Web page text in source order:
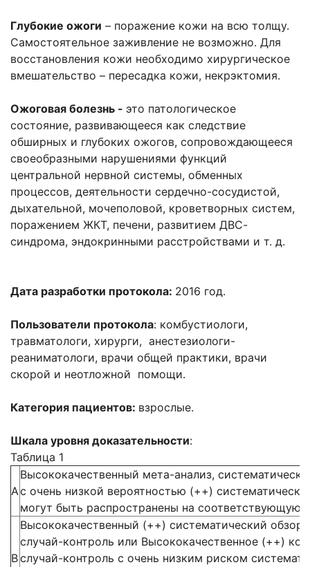
Глубокие ожоги – поражение кожи на всю толщу.
Самостоятельное заживление не возможно. Для
восстановления кожи необходимо хирургическое
вмешательство – пересадка кожи, некрэктомия.
Ожоговая болезнь - это патологическое
состояние, развивающееся как следствие
обширных и глубоких ожогов, сопровождающееся
своеобразными нарушениями функций
центральной нервной системы, обменных
процессов, деятельности сердечно-сосудистой,
дыхательной, мочеполовой, кроветворных систем,
поражением ЖКТ, печени, развитием ДВС-
синдрома, эндокринными расстройствами и т. д.
Дата разработки протокола: 2016 год.
Пользователи протокола: комбустиологи,
травматологи, хирурги, анестезиологи-
реаниматологи, врачи общей практики, врачи
скорой и неотложной помощи.
Категория пациентов: взрослые.
Шкала уровня доказательности:
Таблица 1
А
Высококачественный мета-анализ,
с очень низкой вероятностью (++)
могут быть распространены на соответствующую
В
Высококачественный (++) систематический обзор
случай-контроль или Высококачественное (++)
случай-контроль с очень низким риском